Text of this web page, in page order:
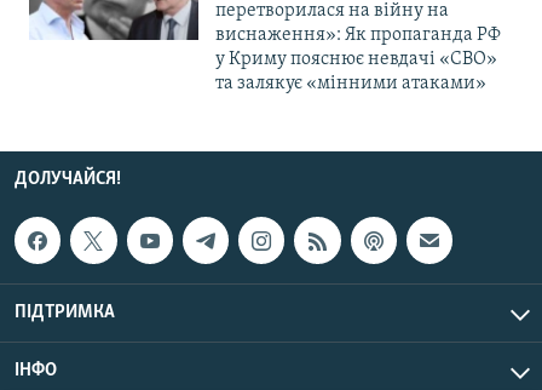
перетворилася на війну на
виснаження»: Як пропаганда РФ
у Криму пояснює невдачі «СВО»
та залякує «мінними атаками»
ДОЛУЧАЙСЯ!
ПІДТРИМКА
ІНФО